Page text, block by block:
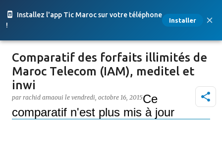
Installez l'app Tic Maroc sur votre téléphone
!
Installer
Accéder au contenu principal
Comparatif des forfaits illimités de
Maroc Telecom (IAM), meditel et
inwi
par rachid amaoui le vendredi, octobre 16, 2015Ce
comparatif n'est plus mis à jour